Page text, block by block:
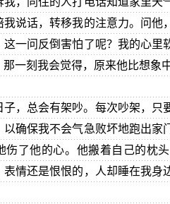
说话，转移我的注意力。问他
这一问反倒害怕了呢？我的心里
一刻我会觉得，原来他比想象
子，总会有架吵。每次吵架，只
确保我不会气急败坏地跑出家
伤了他的心。他搬着自己的枕
表情还是恨恨的，人却睡在我身